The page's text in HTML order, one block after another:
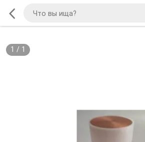
1 / 1